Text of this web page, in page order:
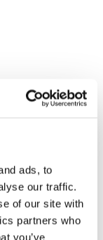
ads, to
our traffic.
of our site with
partners who
you’ve